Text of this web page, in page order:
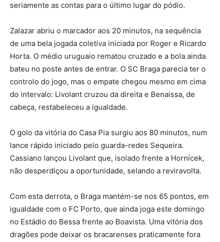
seriamente as contas para o último lugar do pódio.
Zalazar abriu o marcador aos 20 minutos, na sequência
de uma bela jogada coletiva iniciada por Roger e Ricardo
Horta. O médio uruguaio rematou cruzado e a bola ainda
bateu no poste antes de entrar. O SC Braga parecia ter o
controlo do jogo, mas o empate chegou mesmo em cima
do intervalo: Livolant cruzou da direita e Benaissa, de
cabeça, restabeleceu a igualdade.
O golo da vitória do Casa Pia surgiu aos 80 minutos, num
lance rápido iniciado pelo guarda-redes Sequeira.
Cassiano lançou Livolant que, isolado frente a Hornícek,
não desperdiçou a oportunidade, selando a reviravolta.
Com esta derrota, o Braga mantém-se nos 65 pontos, em
igualdade com o FC Porto, que ainda joga este domingo
no Estádio do Bessa frente ao Boavista. Uma vitória dos
dragões pode deixar os bracarenses praticamente fora